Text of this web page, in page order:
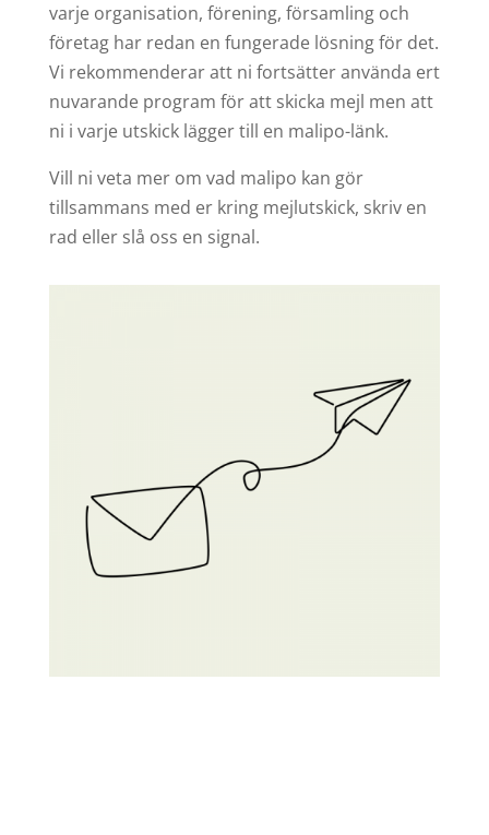
varje organisation, förening, församling och
företag har redan en fungerade lösning för det.
Vi rekommenderar att ni fortsätter använda ert
nuvarande program för att skicka mejl men att
ni i varje utskick lägger till en malipo-länk.
Vill ni veta mer om vad malipo kan gör
tillsammans med er kring mejlutskick, skriv en
rad eller slå oss en signal.